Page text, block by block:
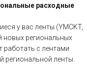
расходные
у вас ленты (YMCKT,
новых региональных
работать с лентами
региональной ленты.